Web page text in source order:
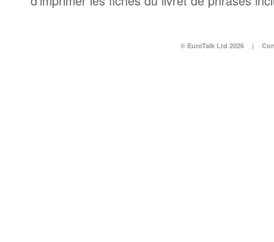
© EuroTalk Ltd 2026 |